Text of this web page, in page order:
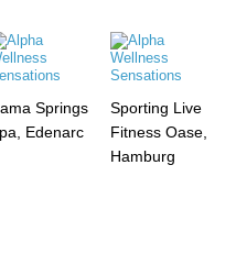
Springs
Edenarc
Sporting Live
Fitness Oase,
Hamburg